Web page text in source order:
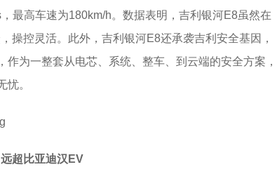
最高车速为180km/h。数据表明，吉利银河E8虽然在
操控灵活。此外，吉利银河E8还承袭吉利安全基因，
为一整套从电芯、系统、整车、到云端的安全方案，
忧。
超比亚迪汉EV